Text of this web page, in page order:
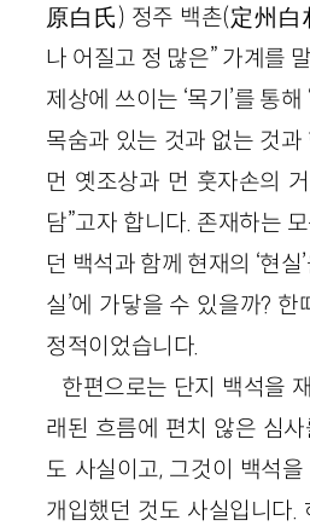
原白氏) 정주 백촌(定州白
나 어질고 정 많은” 가계를
제상에 쓰이는 ‘목기’를 통
목숨과 있는 것과 없는 것
먼 옛조상과 먼 훗자손의
담”고자 합니다. 존재하는
던 백석과 함께 현재의 ‘현실
실’에 가닿을 수 있을까?
정적이었습니다.
한편으로는 단지 백석을
래된 흐름에 편치 않은 심
도 사실이고, 그것이 백석
개입했던 것도 사실입니다.